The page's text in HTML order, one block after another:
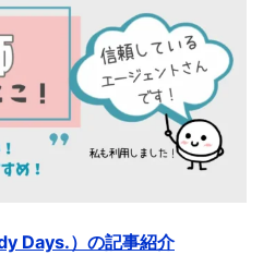
Days.）の記事紹介